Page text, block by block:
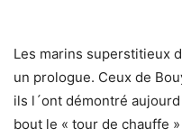
Les marins superstitieux
un prologue. Ceux de
ils l´ont démontré
bout le « tour de chauffe